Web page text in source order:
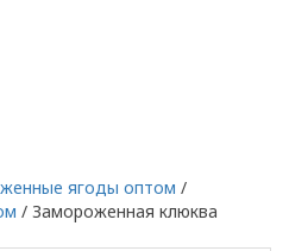
ягоды оптом /
/ Замороженная клюква